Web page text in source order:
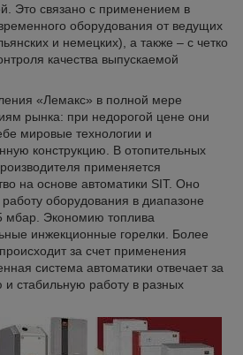
Это связано с применением в
оборудования от ведущих
и немецких), а также – с четко
качества выпускаемой
«Лемакс» в полной мере
рынка: при недорогой цене они
мировые технологии и
конструкцию. В отопительных
применяется
на основе автоматики SIT. Оно
работу оборудования в диапазоне
мбар. Экономию топлива
инжекционные горелки. Более
за счет применения
система автоматики отвечает за
и стабильную работу в разных